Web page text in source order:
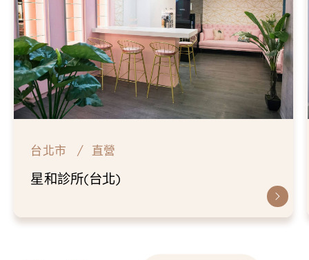
台北市 直營
星和診所(台北)